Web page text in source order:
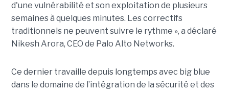
d'une vulnérabilité et son exploitation de plusieurs
semaines à quelques minutes. Les correctifs
traditionnels ne peuvent suivre le rythme », a déclaré
Nikesh Arora, CEO de Palo Alto Networks.
Ce dernier travaille depuis longtemps avec big blue
dans le domaine de l’intégration de la sécurité et des